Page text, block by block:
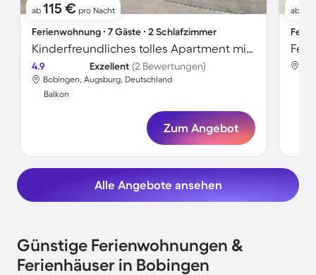
ab 115 € pro Nacht
Ferienwohnung ∙ 7 Gäste ∙ 2 Schlafzimmer
Kinderfreundliches tolles Apartment mit Terrasse
4.9 Exzellent (2 Bewertungen)
Bobingen, Augsburg, Deutschland
Balkon
Zum Angebot
ab
Alle Angebote ansehen
Günstige Ferienwohnungen &
Ferienhäuser in Bobingen